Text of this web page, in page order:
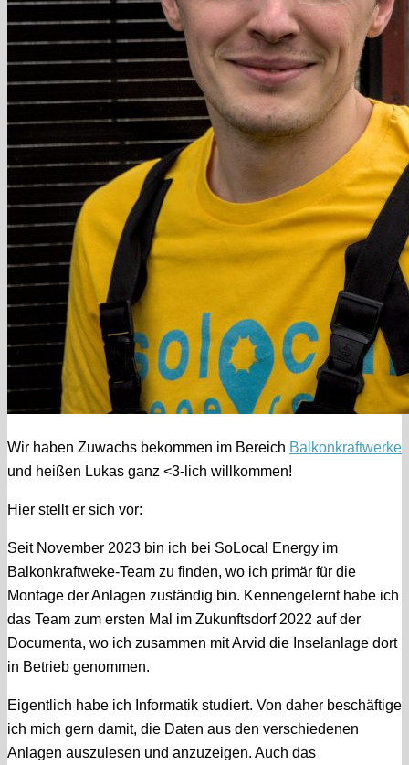
Wir haben Zuwachs bekommen im Bereich Balkonkraftwerke
und heißen Lukas ganz <3-lich willkommen!
Hier stellt er sich vor:
Seit November 2023 bin ich bei SoLocal Energy im
Balkonkraftweke-Team zu finden, wo ich primär für die
Montage der Anlagen zuständig bin. Kennengelernt habe ich
das Team zum ersten Mal im Zukunftsdorf 2022 auf der
Documenta, wo ich zusammen mit Arvid die Inselanlage dort
in Betrieb genommen.
Eigentlich habe ich Informatik studiert. Von daher beschäftige
ich mich gern damit, die Daten aus den verschiedenen
Anlagen auszulesen und anzuzeigen. Auch das